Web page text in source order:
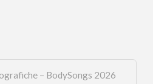
– BodySongs 2026